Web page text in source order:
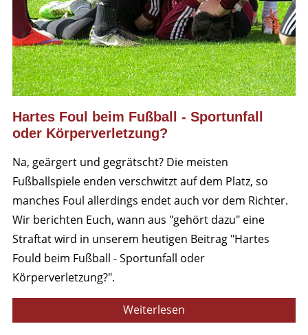
Hartes Foul beim Fußball - Sportunfall
oder Körperverletzung?
Na, geärgert und gegrätscht? Die meisten
Fußballspiele enden verschwitzt auf dem Platz, so
manches Foul allerdings endet auch vor dem Richter.
Wir berichten Euch, wann aus "gehört dazu" eine
Straftat wird in unserem heutigen Beitrag "Hartes
Fould beim Fußball - Sportunfall oder
Körperverletzung?".
Weiterlesen